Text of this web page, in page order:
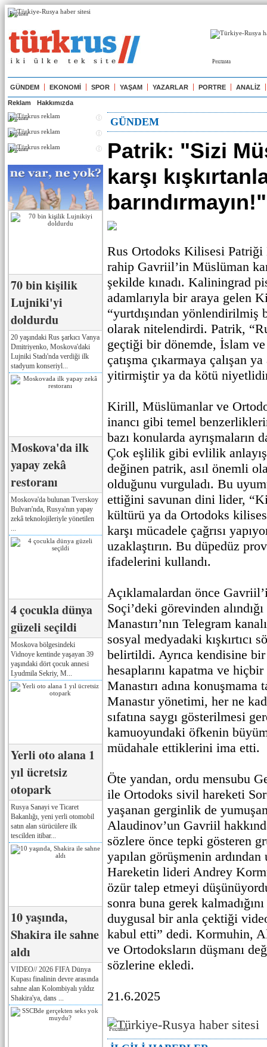
Реклама
Реклама
GÜNDEM EKONOMİ SPOR YAŞAM YAZARLAR PORTRE ANALİZ
Reklam Hakkımızda
Реклама
Реклама
Реклама
70 bin kişilik
Lujniki'yi
doldurdu
20 yaşındaki Rus şarkıcı Vanya
Dmitriyenko, Moskova'daki
Lujniki Stadı'nda verdiği ilk
stadyum konseriyl...
Moskova'da ilk
yapay zekâ
restoranı
Moskova'da bulunan Tverskoy
Bulvarı'nda, Rusya'nın yapay
zekâ teknolojileriyle yönetilen
4 çocukla dünya
güzeli seçildi
Moskova bölgesindeki
Vidnoye kentinde yaşayan 39
yaşındaki dört çocuk annesi
Lyudmila Sekriy, M...
Yerli oto alana 1
yıl ücretsiz
otopark
Rusya Sanayi ve Ticaret
Bakanlığı, yeni yerli otomobil
satın alan sürücülere ilk
tescilden itibar...
10 yaşında,
Shakira ile sahne
aldı
VIDEO// 2026 FIFA Dünya
Kupası finalinin devre arasında
sahne alan Kolombiyalı yıldız
Shakira'ya, dans ...
GÜNDEM
Patrik: "Sizi
karşı
barındırmayın!"
Rus Ortodoks Kilisesi
rahip Gavriil’in Müslüman
şekilde kınadı. Kaliningrad
adamlarıyla bir araya gelen
“yurtdışından yönlendirilmiş
olarak nitelendirdi. Patrik,
geçtiği bir dönemde, İslam
çatışma çıkarmaya çalışan ya
yitirmiştir ya da kötü
Kirill, Müslümanlar ve
inancı gibi temel
bazı konularda ayrışmaların
Çok eşlilik gibi evlilik
değinen patrik, asıl önemli
olduğunu vurguladı. Bu
ettiğini savunan dini lider,
kültürü ya da Ortodoks
karşı mücadele çağrısı
uzaklaştırın. Bu düpedüz
ifadelerini kullandı.
Açıklamalardan önce
Soçi’deki görevinden
Manastırı’nın Telegram
sosyal medyadaki kışkırtıcı
belirtildi. Ayrıca kendisine
hesaplarını kapatma ve
Manastırı adına konuşmama
Manastır yönetimi, her ne
sıfatına saygı gösterilmesi
kamuoyundaki öfkenin
müdahale ettiklerini ima etti.
Öte yandan, ordu mensubu
ile Ortodoks sivil hareketi
yaşanan gerginlik de
Alaudinov’un Gavriil
sözlere önce tepki gösteren
yapılan görüşmenin ardından
Hareketin lideri Andrey
özür talep etmeyi
sonra buna gerek
duygusal bir anla çektiği
kabul etti” dedi. Kormuhin,
ve Ortodoksların düşmanı
sözlerine ekledi.
21.6.2025
Реклама